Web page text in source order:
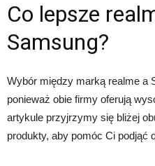
Co lepsze
Samsung?
Wybór między marką realme a
ponieważ obie firmy oferują
artykule przyjrzymy się bliżej
produkty, aby pomóc Ci podjąć